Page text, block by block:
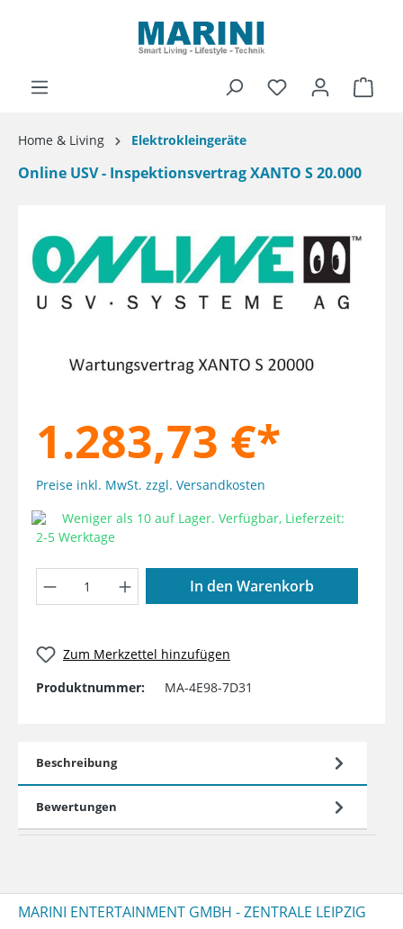
Home & Living Elektrokleingeräte
Online USV - Inspektionsvertrag XANTO S 20.000
1.283,73 €*
Preise inkl. MwSt. zzgl. Versandkosten
Weniger als 10 auf Lager. Verfügbar, Lieferzeit:
2-5 Werktage
Produkt Anzahl: Gib den
In den Warenkorb
Zum Merkzettel hinzufügen
Produktnummer:
MA-4E98-7D31
Beschreibung
Bewertungen
MARINI ENTERTAINMENT GMBH - ZENTRALE LEIPZIG